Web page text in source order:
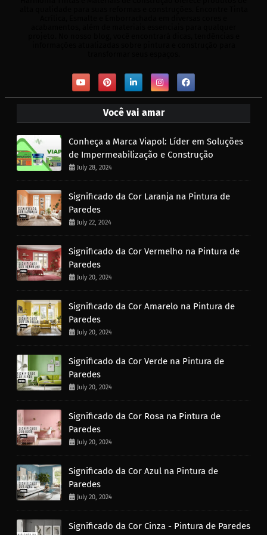
Você vai amar
Conheça a Marca Viapol: Líder em Soluções
de Impermeabilização e Construção
July 28, 2024
Significado da Cor Laranja na Pintura de
Paredes
July 22, 2024
Significado da Cor Vermelho na Pintura de
Paredes
July 20, 2024
Significado da Cor Amarelo na Pintura de
Paredes
July 20, 2024
Significado da Cor Verde na Pintura de
Paredes
July 20, 2024
Significado da Cor Rosa na Pintura de
Paredes
July 20, 2024
Significado da Cor Azul na Pintura de
Paredes
July 20, 2024
Significado da Cor Cinza - Pintura de Paredes